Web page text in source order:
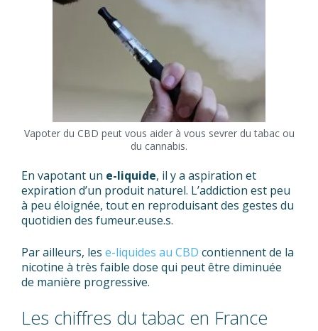
Vapoter du CBD peut vous aider à vous sevrer du tabac ou
du cannabis.
En vapotant un e-liquide, il y a aspiration et
expiration d’un produit naturel. L’addiction est peu
à peu éloignée, tout en reproduisant des gestes du
quotidien des fumeur.euse.s.
Par ailleurs, les e-liquides au CBD contiennent de la
nicotine à très faible dose qui peut être diminuée
de manière progressive.
Les chiffres du tabac en France